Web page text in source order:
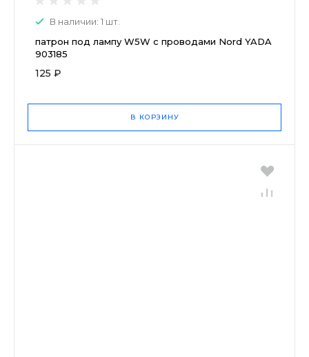
В наличии: 1 шт.
патрон под лампу W5W с проводами Nord YADA
903185
125 ₽
В КОРЗИНУ